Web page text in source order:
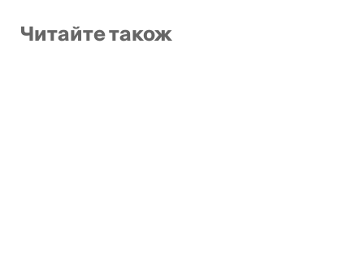
Читайте також